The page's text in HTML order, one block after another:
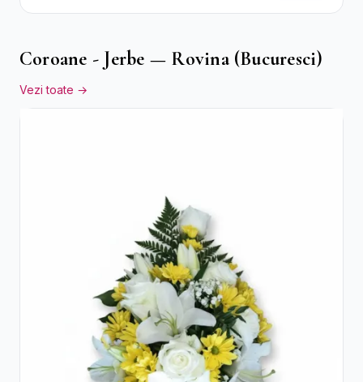
Roz în Cutie Albă
Coroane - Jerbe — Rovina (Bucuresci)
Vezi toate →